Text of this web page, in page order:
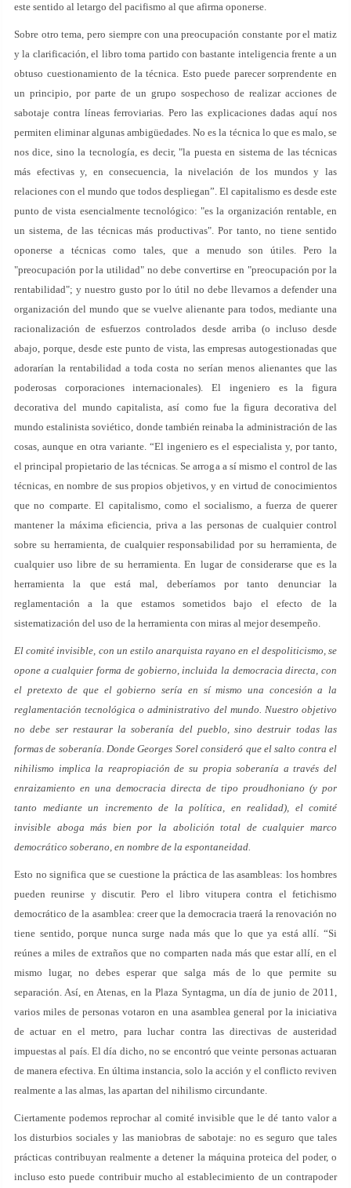
este sentido al letargo del pacifismo al que afirma oponerse.
Sobre otro tema, pero siempre con una preocupación constante por el matiz
y la clarificación, el libro toma partido con bastante inteligencia frente a un
obtuso cuestionamiento de la técnica. Esto puede parecer sorprendente en
un principio, por parte de un grupo sospechoso de realizar acciones de
sabotaje contra líneas ferroviarias. Pero las explicaciones dadas aquí nos
permiten eliminar algunas ambigüedades. No es la técnica lo que es malo, se
nos dice, sino la tecnología, es decir, "la puesta en sistema de las técnicas
más efectivas y, en consecuencia, la nivelación de los mundos y las
relaciones con el mundo que todos despliegan”. El capitalismo es desde este
punto de vista esencialmente tecnológico: "es la organización rentable, en
un sistema, de las técnicas más productivas". Por tanto, no tiene sentido
oponerse a técnicas como tales, que a menudo son útiles. Pero la
"preocupación por la utilidad" no debe convertirse en "preocupación por la
rentabilidad"; y nuestro gusto por lo útil no debe llevarnos a defender una
organización del mundo que se vuelve alienante para todos, mediante una
racionalización de esfuerzos controlados desde arriba (o incluso desde
abajo, porque, desde este punto de vista, las empresas autogestionadas que
adorarían la rentabilidad a toda costa no serían menos alienantes que las
poderosas corporaciones internacionales). El ingeniero es la figura
decorativa del mundo capitalista, así como fue la figura decorativa del
mundo estalinista soviético, donde también reinaba la administración de las
cosas, aunque en otra variante. “El ingeniero es el especialista y, por tanto,
el principal propietario de las técnicas. Se arroga a sí mismo el control de las
técnicas, en nombre de sus propios objetivos, y en virtud de conocimientos
que no comparte. El capitalismo, como el socialismo, a fuerza de querer
mantener la máxima eficiencia, priva a las personas de cualquier control
sobre su herramienta, de cualquier responsabilidad por su herramienta, de
cualquier uso libre de su herramienta. En lugar de considerarse que es la
herramienta la que está mal, deberíamos por tanto denunciar la
reglamentación a la que estamos sometidos bajo el efecto de la
sistematización del uso de la herramienta con miras al mejor desempeño.
El comité invisible, con un estilo anarquista rayano en el despoliticismo, se
opone a cualquier forma de gobierno, incluida la democracia directa, con
el pretexto de que el gobierno sería en sí mismo una concesión a la
reglamentación tecnológica o administrativo del mundo. Nuestro objetivo
no debe ser restaurar la soberanía del pueblo, sino destruir todas las
formas de soberanía. Donde Georges Sorel consideró que el salto contra el
nihilismo implica la reapropiación de su propia soberanía a través del
enraizamiento en una democracia directa de tipo proudhoniano (y por
tanto mediante un incremento de la política, en realidad), el comité
invisible aboga más bien por la abolición total de cualquier marco
democrático soberano, en nombre de la espontaneidad.
Esto no significa que se cuestione la práctica de las asambleas: los hombres
pueden reunirse y discutir. Pero el libro vitupera contra el fetichismo
democrático de la asamblea: creer que la democracia traerá la renovación no
tiene sentido, porque nunca surge nada más que lo que ya está allí. “Si
reúnes a miles de extraños que no comparten nada más que estar allí, en el
mismo lugar, no debes esperar que salga más de lo que permite su
separación. Así, en Atenas, en la Plaza Syntagma, un día de junio de 2011,
varios miles de personas votaron en una asamblea general por la iniciativa
de actuar en el metro, para luchar contra las directivas de austeridad
impuestas al país. El día dicho, no se encontró que veinte personas actuaran
de manera efectiva. En última instancia, solo la acción y el conflicto reviven
realmente a las almas, las apartan del nihilismo circundante.
Ciertamente podemos reprochar al comité invisible que le dé tanto valor a
los disturbios sociales y las maniobras de sabotaje: no es seguro que tales
prácticas contribuyan realmente a detener la máquina proteica del poder, o
incluso esto puede contribuir mucho al establecimiento de un contrapoder